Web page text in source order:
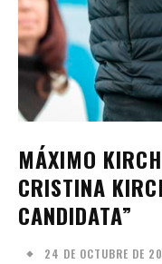
MÁXIMO
CRISTINA
CANDIDATA”
24 DE OCTUBRE DE